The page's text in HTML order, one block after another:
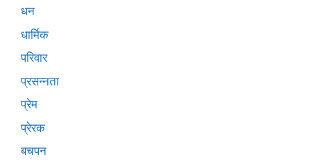
धन
धार्मिक
परिवार
प्रसन्नता
प्रेम
प्रेरक
बचपन